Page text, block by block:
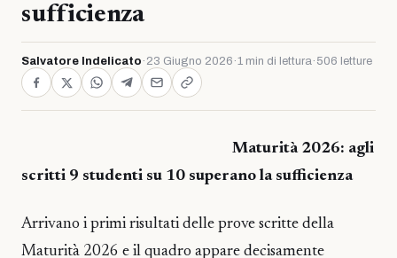
sufficienza
Salvatore Indelicato · 23 Giugno 2026 ·1 min di lettura· 506 letture
Maturità 2026: agli
scritti 9 studenti su 10 superano la sufficienza
Arrivano i primi risultati delle prove scritte della
Maturità 2026 e il quadro appare decisamente